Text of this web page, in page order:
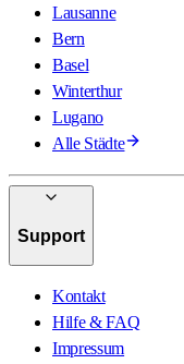
Lausanne
Bern
Basel
Winterthur
Lugano
Alle Städte
Support
Kontakt
Hilfe & FAQ
Impressum